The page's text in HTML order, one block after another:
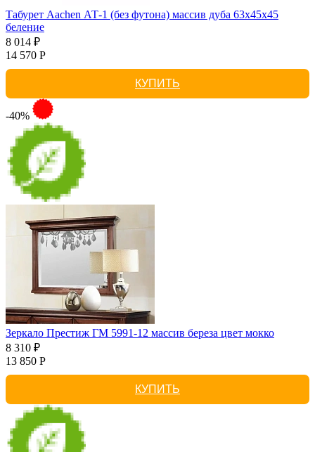
Табурет Aachen АТ-1 (без футона) массив дуба 63х45х45
беление
8 014 ₽
14 570 Р
КУПИТЬ
-40%
Зеркало Престиж ГМ 5991-12 массив береза цвет мокко
8 310 ₽
13 850 Р
КУПИТЬ